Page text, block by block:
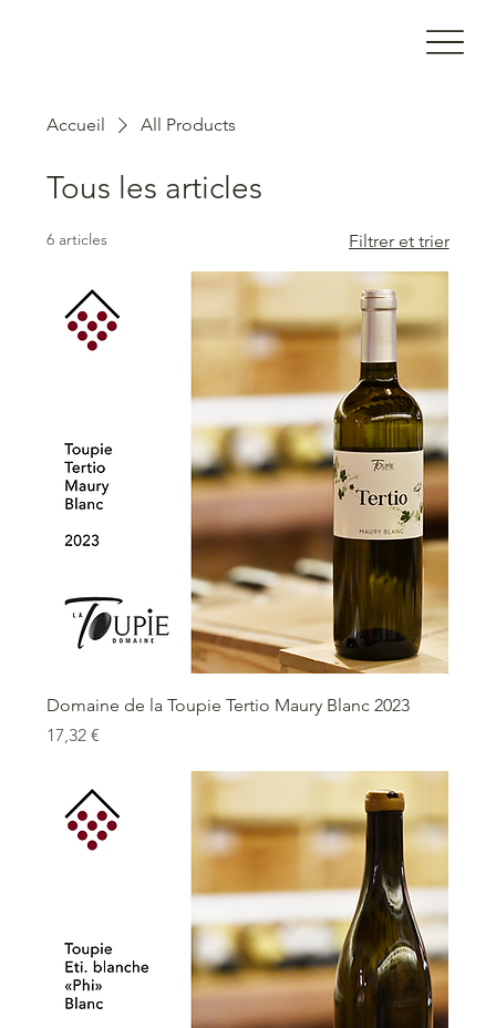
Accueil All Products
Tous les articles
6 articles Filtrer et trier
Domaine de la Toupie Tertio Maury Blanc 2023
Prix
17,32 €